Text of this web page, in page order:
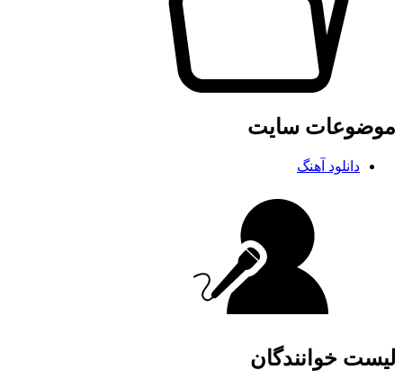
موضوعات سایت
دانلود آهنگ
لیست خوانندگان